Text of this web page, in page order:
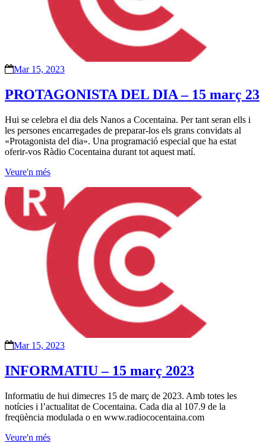
Mar 15, 2023
PROTAGONISTA DEL DIA – 15 març 23
Hui se celebra el dia dels Nanos a Cocentaina. Per tant seran ells i
les persones encarregades de preparar-los els grans convidats al
«Protagonista del dia». Una programació especial que ha estat
oferir-vos Ràdio Cocentaina durant tot aquest matí.
Veure'n més
Mar 15, 2023
INFORMATIU – 15 març 2023
Informatiu de hui dimecres 15 de març de 2023. Amb totes les
notícies i l’actualitat de Cocentaina. Cada dia al 107.9 de la
freqüència modulada o en www.radiococentaina.com
Veure'n més